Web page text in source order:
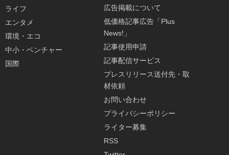
ライフ
エンタメ
環境・エコ
中小・ベンチャー
国際
広告掲載について
低価格記事広告「Plus
News!」
記事使用申請
記事配信サービス
プレスリリース送付先・取
材依頼
お問い合わせ
プライバシーポリシー
ライター募集
RSS